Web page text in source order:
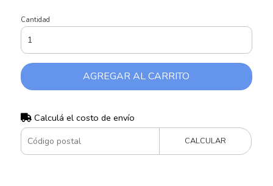
Cantidad
AGREGAR AL CARRITO
Calculá el costo de envío
CALCULAR